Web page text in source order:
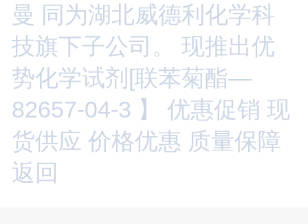
曼 同为湖北威德利化学科
技旗下子公司。 现推出优
势化学试剂[联苯菊酯—
82657-04-3 】 优惠促销 现
货供应 价格优惠 质量保障
返回